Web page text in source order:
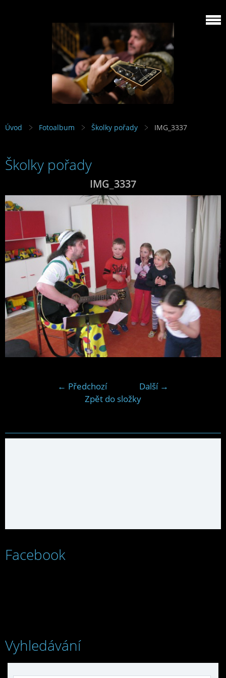
Úvod Fotoalbum Školky pořady IMG_3337
Školky pořady
IMG_3337
← Předchozí
Další →
Zpět do složky
Facebook
Vyhledávání